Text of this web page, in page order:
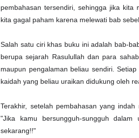
pembahasan tersendiri, sehingga jika
kita gagal paham karena melewati bab
Salah satu ciri khas buku ini adalah bab-
berupa sejarah Rasulullah dan para
maupun pengalaman beliau sendiri.
kaidah yang beliau uraikan didukung oleh
Terakhir, setelah pembahasan yang
"Jika kamu bersungguh-sungguh
sekarang!!"